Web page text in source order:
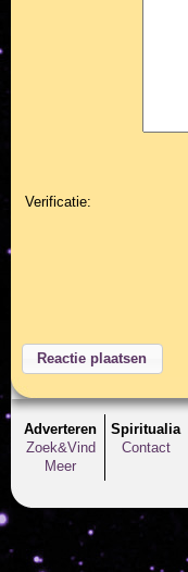
Verificatie:
Adverteren
Zoek&Vind
Meer
Spiritualia
Contact